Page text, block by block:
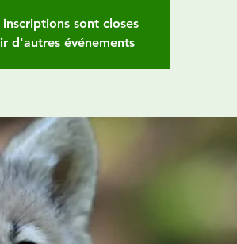
inscriptions sont closes
d'autres événements